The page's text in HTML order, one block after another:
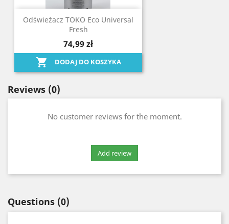
Odświeżacz TOKO Eco Universal
Fresh
74,99 zł
 DODAJ DO KOSZYKA
Reviews (0)
No customer reviews for the moment.
Questions (0)